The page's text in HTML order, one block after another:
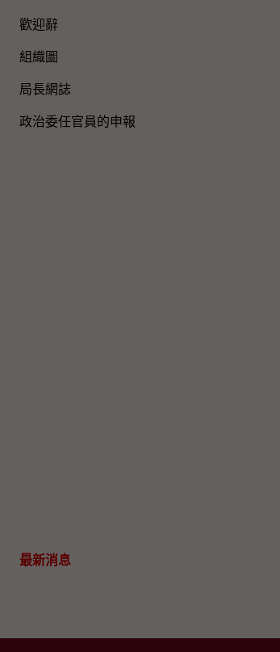
歡迎辭
組織圖​
局長網誌
政治委任官員的申報
最新消息